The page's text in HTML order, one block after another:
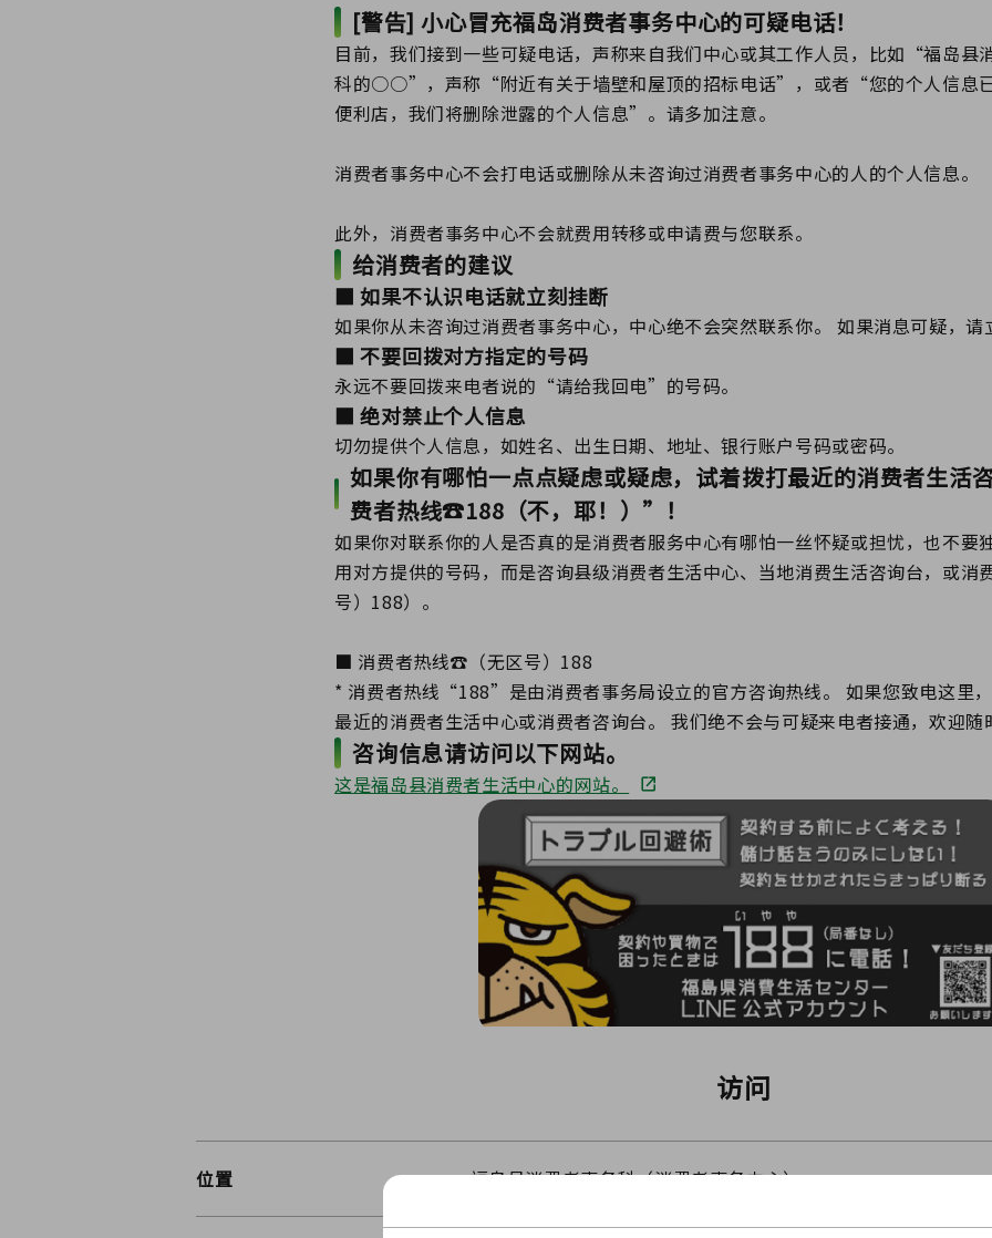
[警告] 小心冒充福岛消费者事务中心的可疑电话！
目前，我们接到一些可疑电话，声称来自我们中心或其工作人员，比如“福岛
科的○○”，声称“附近有关于墙壁和屋顶的招标电话”，或者“您的个人信息
便利店，我们将删除泄露的个人信息”。请多加注意。
消费者事务中心不会打电话或删除从未咨询过消费者事务中心的人的个人信息。
此外，消费者事务中心不会就费用转移或申请费与您联系。
给消费者的建议
■ 如果不认识电话就立刻挂断
如果你从未咨询过消费者事务中心，中心绝不会突然联系你。 如果消息可疑，请
■ 不要回拨对方指定的号码
永远不要回拨来电者说的“请给我回电”的号码。
■ 绝对禁止个人信息
切勿提供个人信息，如姓名、出生日期、地址、银行账户号码或密码。
如果你有哪怕一点点疑虑或疑虑，试着拨打最近的消费者生活
费者热线☎188（不，耶！）”！
如果你对联系你的人是否真的是消费者服务中心有哪怕一丝怀疑或担忧，也不要
用对方提供的号码，而是咨询县级消费者生活中心、当地消费生活咨询台，或
号）188）。
■ 消费者热线☎（无区号）188
* 消费者热线“188”是由消费者事务局设立的官方咨询热线。 如果您致电这里
最近的消费者生活中心或消费者咨询台。 我们绝不会与可疑来电者接通，欢迎随
咨询信息请访问以下网站。
这是福岛县消费者生活中心的网站。
访问
位置 福岛县消费者事务科（消费者事务中心）